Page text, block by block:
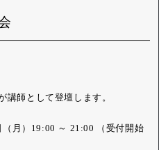
講師として登壇します。
月）19:00 ～ 21:00 （受付開始